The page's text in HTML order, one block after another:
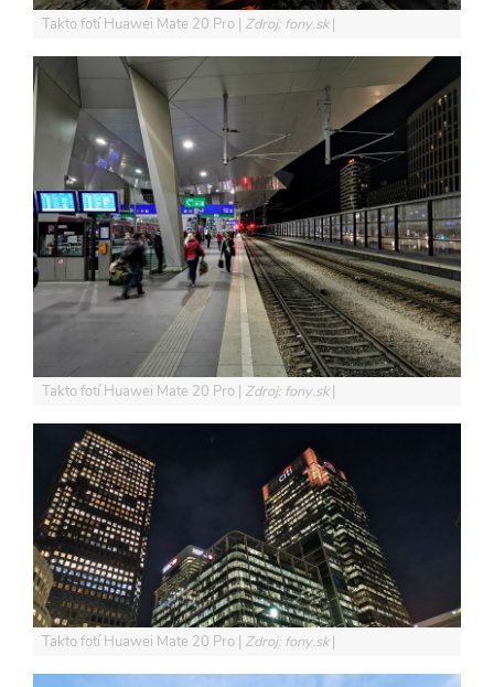
Takto fotí Huawei Mate 20 Pro Zdroj: fony.sk
Takto fotí Huawei Mate 20 Pro Zdroj: fony.sk
Takto fotí Huawei Mate 20 Pro Zdroj: fony.sk